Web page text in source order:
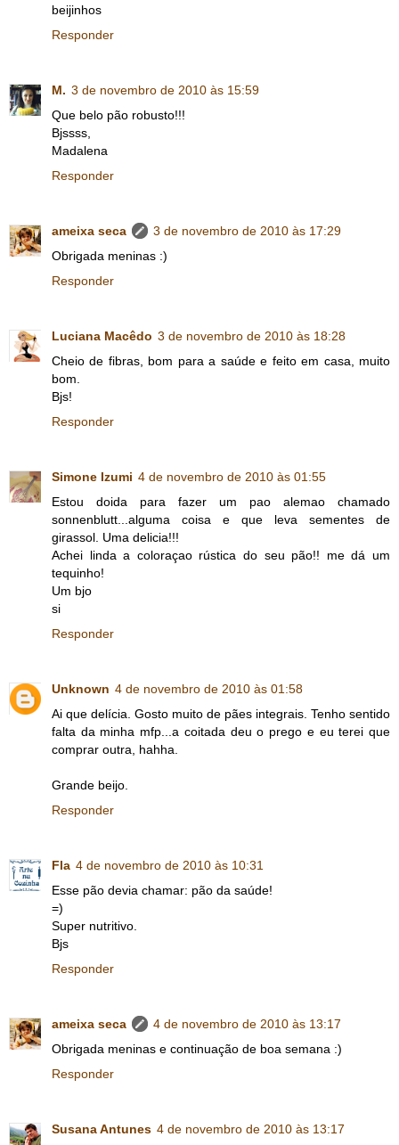
beijinhos
Responder
M. 3 de novembro de 2010 às 15:59
Que belo pão robusto!!!
Bjssss,
Madalena
Responder
ameixa seca
3 de novembro de 2010 às 17:29
Obrigada meninas :)
Responder
Luciana Macêdo 3 de novembro de 2010 às 18:28
Cheio de fibras, bom para a saúde e feito em casa, muito
bom.
Bjs!
Responder
Simone Izumi 4 de novembro de 2010 às 01:55
Estou doida para fazer um pao alemao chamado
sonnenblutt...alguma coisa e que leva sementes de
girassol. Uma delicia!!!
Achei linda a coloraçao rústica do seu pão!! me dá um
tequinho!
Um bjo
si
Responder
Unknown 4 de novembro de 2010 às 01:58
Ai que delícia. Gosto muito de pães integrais. Tenho sentido
falta da minha mfp...a coitada deu o prego e eu terei que
comprar outra, hahha.
Grande beijo.
Responder
Fla 4 de novembro de 2010 às 10:31
Esse pão devia chamar: pão da saúde!
=)
Super nutritivo.
Bjs
Responder
ameixa seca
4 de novembro de 2010 às 13:17
Obrigada meninas e continuação de boa semana :)
Responder
Susana Antunes 4 de novembro de 2010 às 13:17